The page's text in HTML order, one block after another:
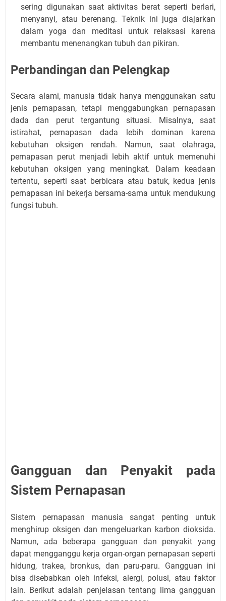
sering digunakan saat aktivitas berat seperti berlari,
menyanyi, atau berenang. Teknik ini juga diajarkan
dalam yoga dan meditasi untuk relaksasi karena
membantu menenangkan tubuh dan pikiran.
Perbandingan dan Pelengkap
Secara alami, manusia tidak hanya menggunakan satu
jenis pernapasan, tetapi menggabungkan pernapasan
dada dan perut tergantung situasi. Misalnya, saat
istirahat, pernapasan dada lebih dominan karena
kebutuhan oksigen rendah. Namun, saat olahraga,
pernapasan perut menjadi lebih aktif untuk memenuhi
kebutuhan oksigen yang meningkat. Dalam keadaan
tertentu, seperti saat berbicara atau batuk, kedua jenis
pernapasan ini bekerja bersama-sama untuk mendukung
fungsi tubuh.
Gangguan dan Penyakit pada
Sistem Pernapasan
Sistem pernapasan manusia sangat penting untuk
menghirup oksigen dan mengeluarkan karbon dioksida.
Namun, ada beberapa gangguan dan penyakit yang
dapat mengganggu kerja organ-organ pernapasan seperti
hidung, trakea, bronkus, dan paru-paru. Gangguan ini
bisa disebabkan oleh infeksi, alergi, polusi, atau faktor
lain. Berikut adalah penjelasan tentang lima gangguan